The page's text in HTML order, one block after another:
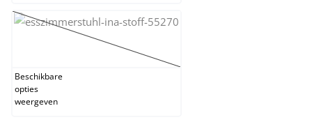
zwart
(Deze optie is momenteel niet beschikbaar.)
Beschikbare
opties
weergeven